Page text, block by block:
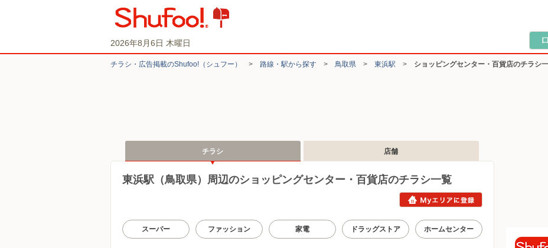
2026年8月6日 木曜日
チラシ・​広告掲載の​Shufoo!​（シュフー） > 路線・駅から探す > 鳥取県 > 東浜駅 > ショッピングセンター・百貨店のチラシ
チラシ 店舗
東浜駅（鳥取県）周辺のショッピングセンター・百貨店のチラシ一覧
スーパー ファッション 家電 ドラッグストア ホームセンター